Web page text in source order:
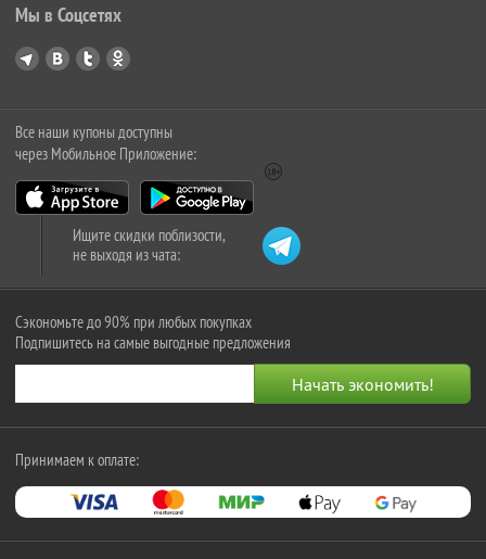
Мы в Соцсетях
Все наши купоны доступны
через Мобильное Приложение:
Ищите скидки поблизости,
не выходя из чата:
Сэкономьте до 90% при любых покупках
Подпишитесь на самые выгодные предложения
Принимаем к оплате: